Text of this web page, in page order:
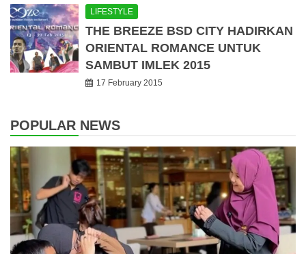
LIFESTYLE
THE BREEZE BSD CITY HADIRKAN
ORIENTAL ROMANCE UNTUK
SAMBUT IMLEK 2015
17 February 2015
POPULAR NEWS